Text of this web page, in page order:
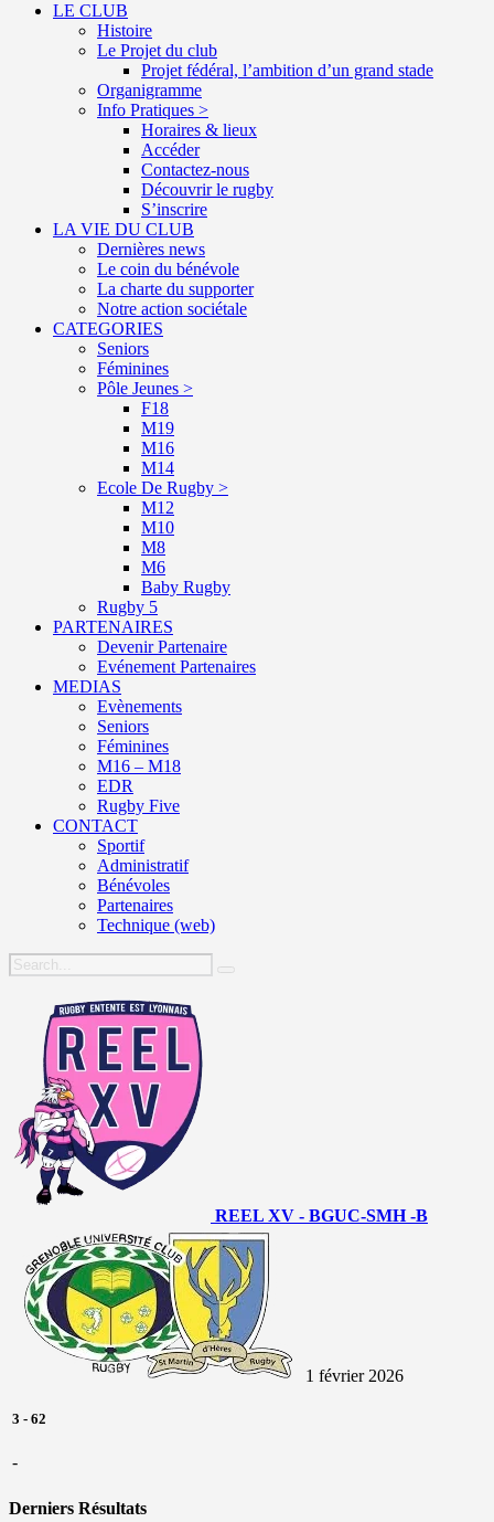
LE CLUB
Histoire
Le Projet du club
Projet fédéral, l’ambition d’un grand stade
Organigramme
Info Pratiques >
Horaires & lieux
Accéder
Contactez-nous
Découvrir le rugby
S’inscrire
LA VIE DU CLUB
Dernières news
Le coin du bénévole
La charte du supporter
Notre action sociétale
CATEGORIES
Seniors
Féminines
Pôle Jeunes >
F18
M19
M16
M14
Ecole De Rugby >
M12
M10
M8
M6
Baby Rugby
Rugby 5
PARTENAIRES
Devenir Partenaire
Evénement Partenaires
MEDIAS
Evènements
Seniors
Féminines
M16 – M18
EDR
Rugby Five
CONTACT
Sportif
Administratif
Bénévoles
Partenaires
Technique (web)
REEL XV - BGUC-SMH -B
1 février 2026
3 - 62
-
Derniers Résultats